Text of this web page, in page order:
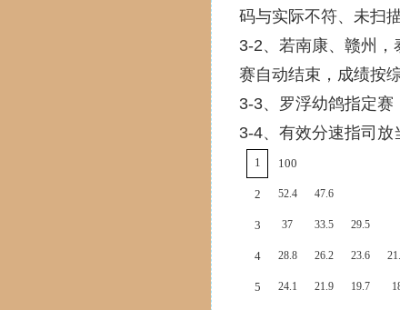
码与实际不符、未扫
3-2、若南康、赣州
赛自动结束，成绩按
3-3、罗浮幼鸽指定赛
3-4、有效分速指司放
1 100
2 52.4 47.6
3 37 33.5 29.5
4 28.8 26.2 23.6
5 24.1 21.9 19.7